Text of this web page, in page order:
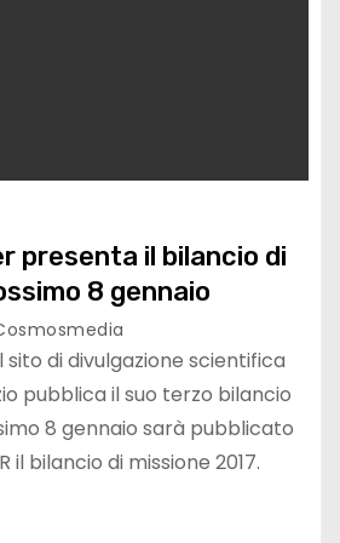
presenta il bilancio di
8 gennaio
Il sito di divulgazione scientifica
pubblica il suo terzo bilancio
8 gennaio sarà pubblicato
il bilancio di missione 2017.